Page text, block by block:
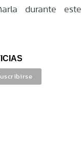
durante este